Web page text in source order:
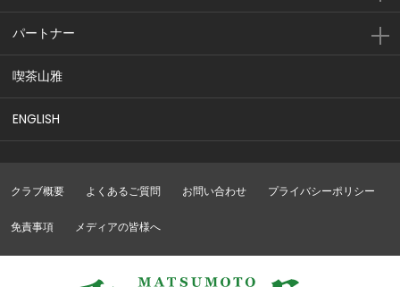
パートナー
喫茶山雅
ENGLISH
クラブ概要 よくあるご質問 お問い合わせ プライバシーポリシー
免責事項 メディアの皆様へ